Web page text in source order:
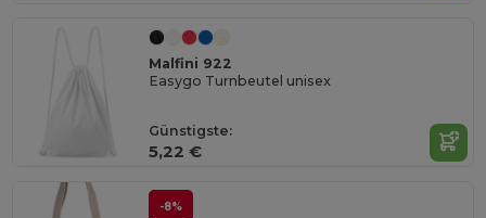
Malfini 922
Easygo Turnbeutel unisex
Günstigste:
5,22 €
-8%